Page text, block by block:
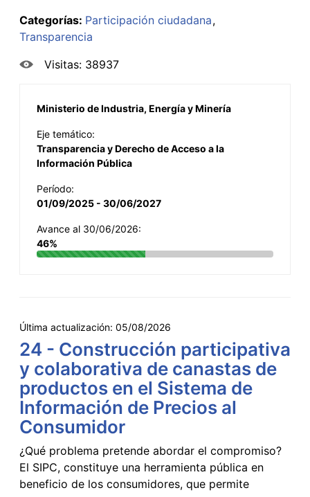
Categorías: Participación ciudadana
Transparencia
Visitas: 38937
Ministerio de Industria, Energía y Minería
Eje temático:
Transparencia y Derecho de Acceso a la
Información Pública
Período:
01/09/2025 - 30/06/2027
Avance al 30/06/2026:
46%
Última actualización: 05/08/2026
24 - Construcción participativa
y colaborativa de canastas de
productos en el Sistema de
Información de Precios al
Consumidor
¿Qué problema pretende abordar el compromiso?
El SIPC, constituye una herramienta pública en
beneficio de los consumidores, que permite